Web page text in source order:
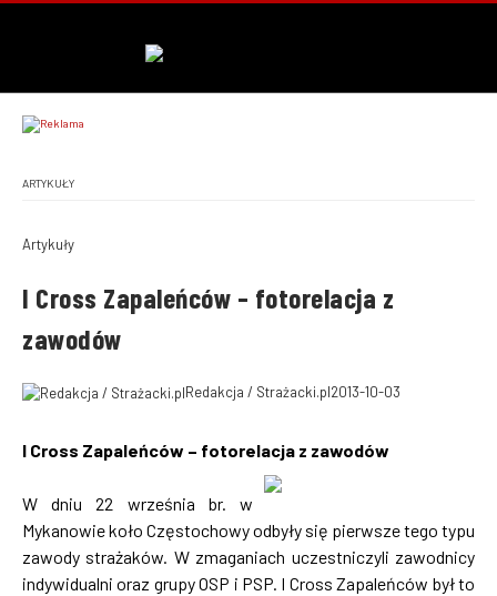
ARTYKUŁY
Artykuły
I Cross Zapaleńców – fotorelacja z
zawodów
Redakcja / Strażacki.pl2013-10-03
I Cross Zapaleńców – fotorelacja z zawodów
W dniu 22 września br. w
Mykanowie koło Częstochowy odbyły się pierwsze tego typu
zawody strażaków. W zmaganiach uczestniczyli zawodnicy
indywidualni oraz grupy OSP i PSP. I Cross Zapaleńców był to